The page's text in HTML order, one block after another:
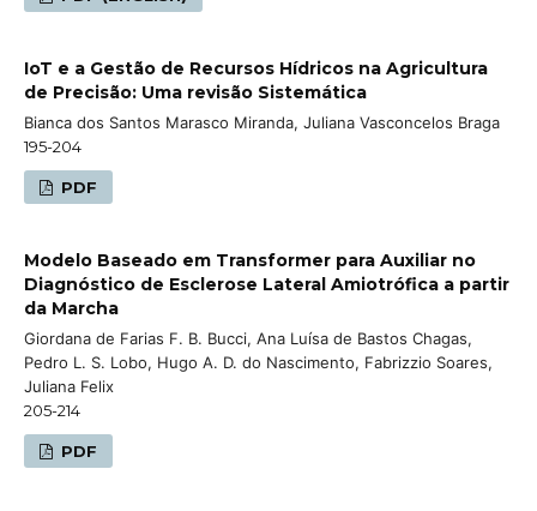
IoT e a Gestão de Recursos Hídricos na Agricultura
de Precisão: Uma revisão Sistemática
Bianca dos Santos Marasco Miranda, Juliana Vasconcelos Braga
195-204
PDF
Modelo Baseado em Transformer para Auxiliar no
Diagnóstico de Esclerose Lateral Amiotrófica a partir
da Marcha
Giordana de Farias F. B. Bucci, Ana Luísa de Bastos Chagas,
Pedro L. S. Lobo, Hugo A. D. do Nascimento, Fabrizzio Soares,
Juliana Felix
205-214
PDF